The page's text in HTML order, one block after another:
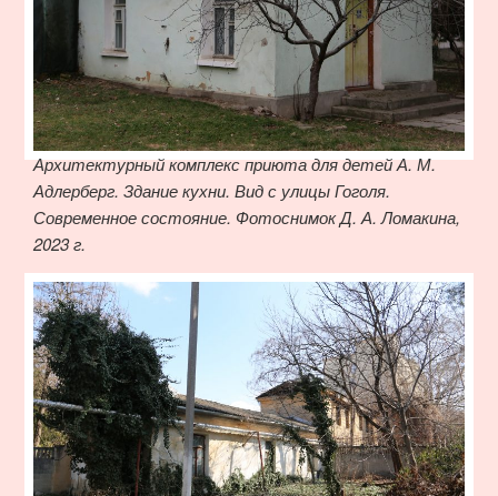
Архитектурный комплекс приюта для детей А. М.
Адлерберг. Здание кухни. Вид с улицы Гоголя.
Современное состояние. Фотоснимок Д. А. Ломакина,
2023 г.